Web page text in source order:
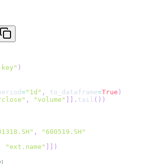
)
="1d" , to_dataframe=True )
, "volume" . tail ( ) )
,
"600519.SH"
"ext.name" )